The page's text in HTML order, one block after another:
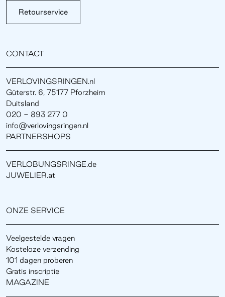
Retourservice
CONTACT
VERLOVINGSRINGEN.nl
Güterstr. 6, 75177 Pforzheim
Duitsland
020 - 893 277 0
info@verlovingsringen.nl
PARTNERSHOPS
VERLOBUNGSRINGE.de
JUWELIER.at
ONZE SERVICE
Veelgestelde vragen
Kosteloze verzending
101 dagen proberen
Gratis inscriptie
MAGAZINE